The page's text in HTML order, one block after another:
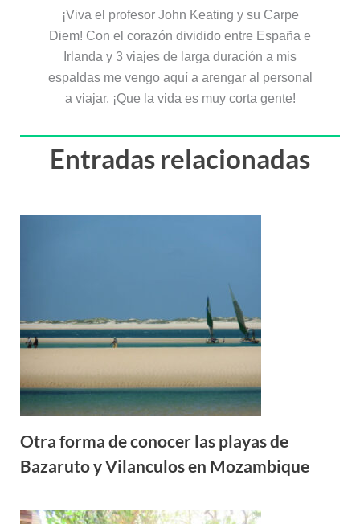
¡Viva el profesor John Keating y su Carpe
Diem! Con el corazón dividido entre España e
Irlanda y 3 viajes de larga duración a mis
espaldas me vengo aquí a arengar al personal
a viajar. ¡Que la vida es muy corta gente!
Entradas relacionadas
Otra forma de conocer las playas de
Bazaruto y Vilanculos en Mozambique